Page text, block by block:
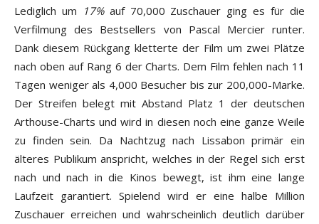
Lediglich um 17% auf 70,000 Zuschauer ging es für die
Verfilmung des Bestsellers von Pascal Mercier runter.
Dank diesem Rückgang kletterte der Film um zwei Plätze
nach oben auf Rang 6 der Charts. Dem Film fehlen nach 11
Tagen weniger als 4,000 Besucher bis zur 200,000-Marke.
Der Streifen belegt mit Abstand Platz 1 der deutschen
Arthouse-Charts und wird in diesen noch eine ganze Weile
zu finden sein. Da Nachtzug nach Lissabon primär ein
älteres Publikum anspricht, welches in der Regel sich erst
nach und nach in die Kinos bewegt, ist ihm eine lange
Laufzeit garantiert. Spielend wird er eine halbe Million
Zuschauer erreichen und wahrscheinlich deutlich darüber